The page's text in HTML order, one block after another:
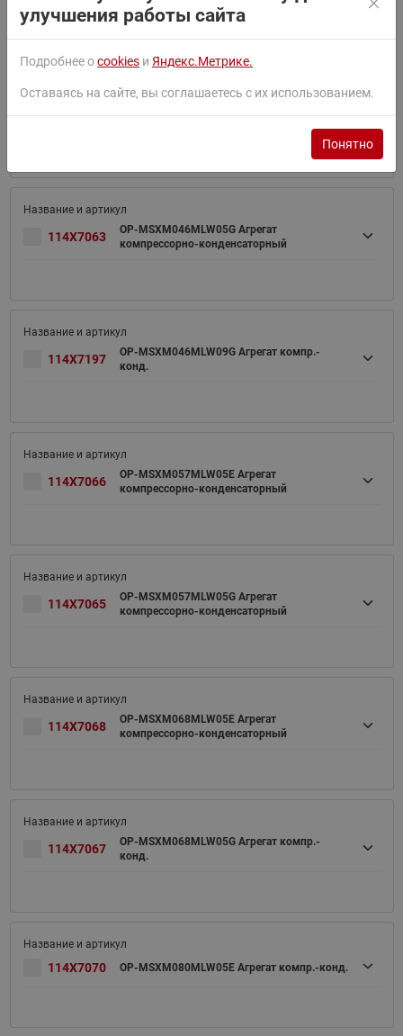
компрессорно-конденсаторный
114X7198 OP-MSXM046MLW09E Агрегат компр.-конд.
114X7063
OP-MSXM046MLW05G Агрегат
компрессорно-конденсаторный
114X7197
OP-MSXM046MLW09G Агрегат компр.-
конд.
114X7066
OP-MSXM057MLW05E Агрегат
компрессорно-конденсаторный
114X7065
OP-MSXM057MLW05G Агрегат
компрессорно-конденсаторный
114X7068
OP-MSXM068MLW05E Агрегат
компрессорно-конденсаторный
114X7067
OP-MSXM068MLW05G Агрегат компр.-
конд.
114X7070 OP-MSXM080MLW05E Агрегат компр.-конд.
улучшения работы сайта
Подробнее оcookies и Яндекс.Метрике.
Оставаясь на сайте, вы соглашаетесь с их использованием.
Понятно